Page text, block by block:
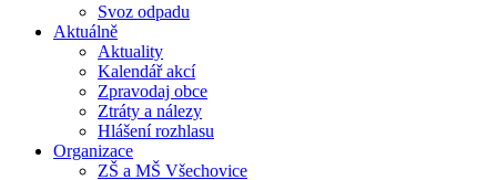
Svoz odpadu
Aktuálně
Aktuality
Kalendář akcí
Zpravodaj obce
Ztráty a nálezy
Hlášení rozhlasu
Organizace
ZŠ a MŠ Všechovice